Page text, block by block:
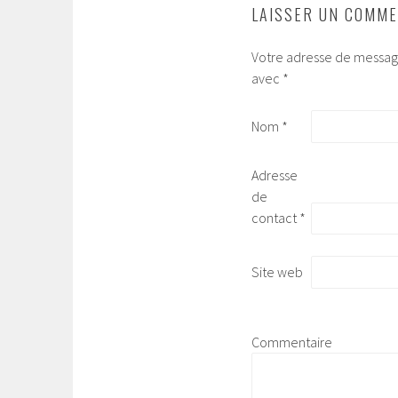
LAISSER UN
Votre adresse de
avec *
Nom *
Adresse
de
contact *
Site web
Commentaire